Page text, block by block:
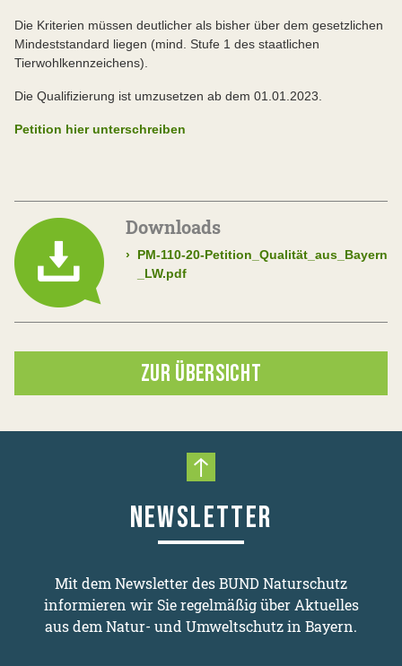
Die Kriterien müssen deutlicher als bisher über dem gesetzlichen
Mindeststandard liegen (mind. Stufe 1 des staatlichen
Tierwohlkennzeichens).
Die Qualifizierung ist umzusetzen ab dem 01.01.2023.
Petition hier unterschreiben
Downloads
›
PM-110-20-Petition_Qualität_aus_Bayern
_LW.pdf
ZUR ÜBERSICHT
Nach oben scrollen
NEWSLETTER
Mit dem Newsletter des BUND Naturschutz
informieren wir Sie regelmäßig über Aktuelles
aus dem Natur- und Umweltschutz in Bayern.